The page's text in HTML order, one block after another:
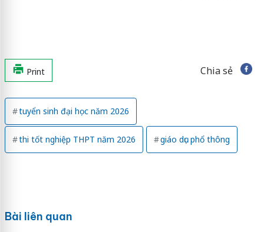
Print Chia sẻ
tuyển sinh đại học năm 2026
thi tốt nghiệp THPT năm 2026 giáo dục phổ thông
Bài liên quan